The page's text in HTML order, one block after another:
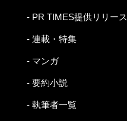
- PR TIMES提供リリース
- 連載・特集
- マンガ
- 要約小説
- 執筆者一覧